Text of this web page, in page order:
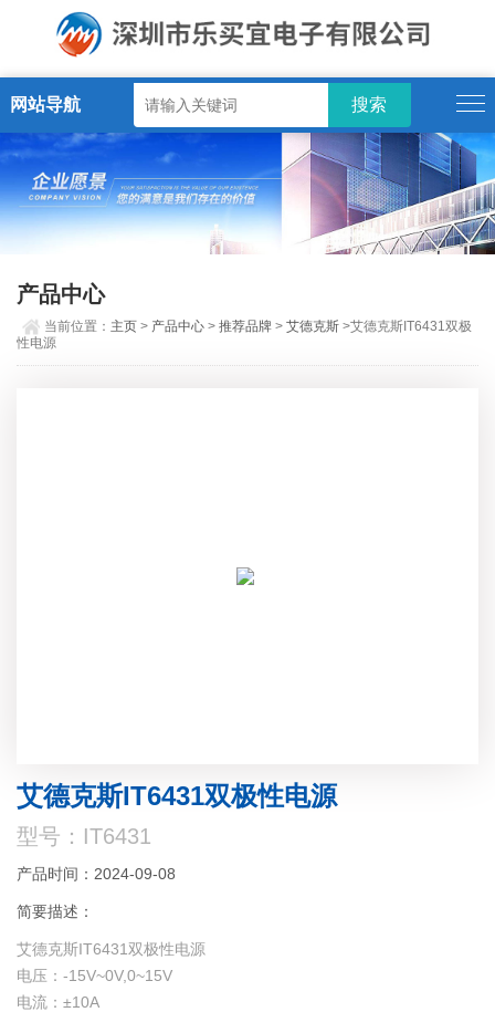
网站导航
产品中心
当前位置： 主页 > 产品中心 >推荐品牌 >艾德克斯 >艾德克斯IT6431双极
性电源
艾德克斯IT6431双极性电源
型号：IT6431
产品时间：2024-09-08
简要描述：
艾德克斯IT6431双极性电源
电压：-15V~0V,0~15V
电流：±10A